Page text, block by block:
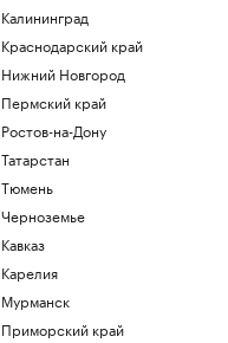
Калининград
Краснодарский край
Нижний Новгород
Пермский край
Ростов-на-Дону
Татарстан
Тюмень
Черноземье
Кавказ
Карелия
Мурманск
Приморский край